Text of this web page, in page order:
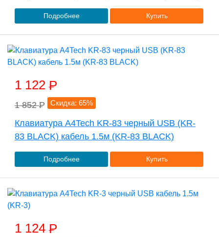
Подробнее Купить
1 122 P
1 852P Скидка: 65%
Клавиатура A4Tech KR-83 черный USB (KR-
83 BLACK) кабель 1.5м (KR-83 BLACK)
Подробнее Купить
1 124 P